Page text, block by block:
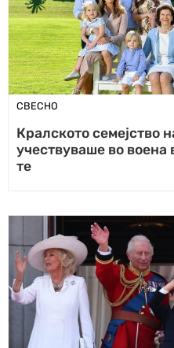
СВЕСНО
Кралското семејство
учествуваше во
те